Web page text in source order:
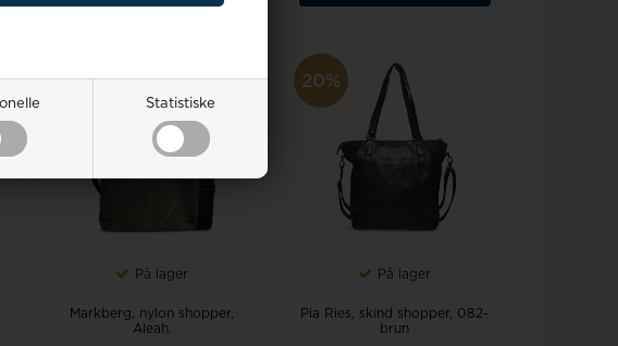
Statistiske
20%
På lager
Markberg, nylon shopper,
Aleah.
20%
På lager
Pia Ries, skind shopper, 082-
brun